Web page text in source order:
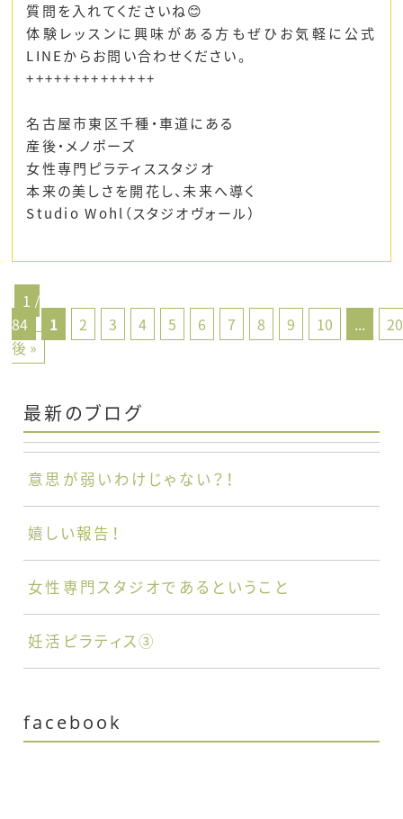
質問を入れてくださいね😊
体験レッスンに興味がある方もぜひお気軽に公式
LINEからお問い合わせください。
++++++++++++++
名古屋市東区千種・車道にある
産後・メノポーズ
女性専門ピラティススタジオ
本来の美しさを開花し、未来へ導く
Studio Wohl（スタジオヴォール）
1 /
84
1 2 3 4 5 6 7 8 9 10 ...
20
後 »
最新のブログ
意思が弱いわけじゃない？！
嬉しい報告！
女性専門スタジオであるということ
妊活ピラティス③
facebook